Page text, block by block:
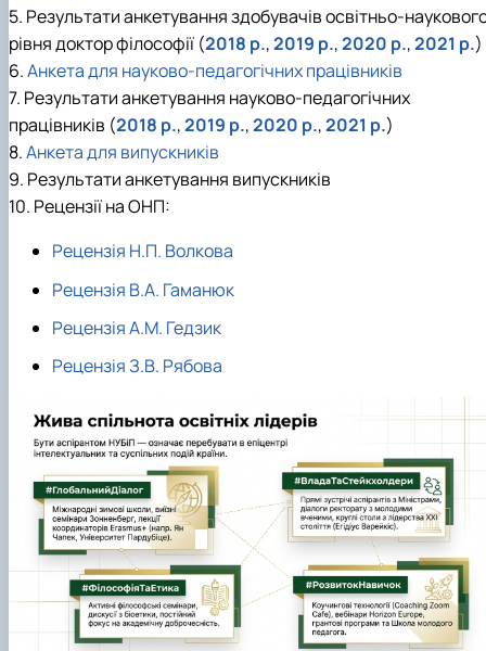
5. Результати анкетування здобувачів освітньо-
рівня доктор філософії (2018 р.,2019 р.,2020 p.,2021 p.)
6.Анкета для науково-педагогічних працівників
7. Результати анкетування науково-педагогічних
працівників (2018 p.,2019 p.,2020 p.,2021 p.)
8.Анкета для випускників
9. Результати анкетування випускників
10. Рецензії на ОНП:
Рецензія Н.П. Волкова
Рецензія В.А. Гаманюк
Рецензія А.М. Гедзик
Рецензія З.В. Рябова